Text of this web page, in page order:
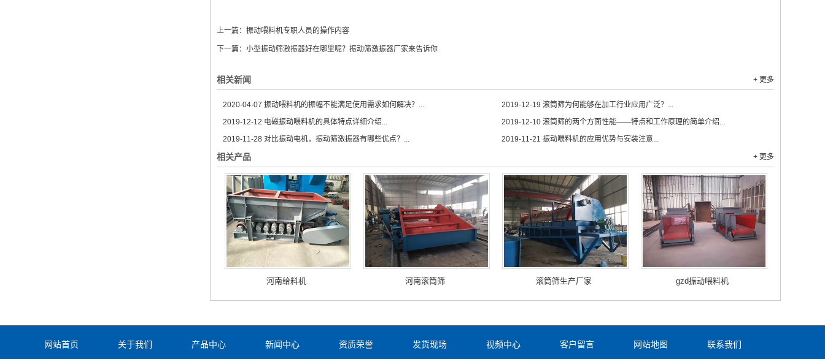
上一篇： 振动喂料机专职人员的操作内容
下一篇： 小型振动筛激振器好在哪里呢？振动筛激振器厂家来告诉你
相关新闻 + 更多
2020-04-07 振动喂料机的振幅不能满足使用需求如何解决？... 2019-12-19 滚筒筛为何能够在加工行业应用广泛？...
2019-12-12 电磁振动喂料机的具体特点详细介绍... 2019-12-10 滚筒筛的两个方面性能——特点和工作原理的简单介绍...
2019-11-28 对比振动电机，振动筛激振器有哪些优点？... 2019-11-21 振动喂料机的应用优势与安装注意...
相关产品 + 更多
河南给料机 河南滚筒筛 滚筒筛生产厂家 gzd振动喂料机
网站首页 关于我们 产品中心 新闻中心 资质荣誉 发货现场 视频中心 客户留言 网站地图 联系我们